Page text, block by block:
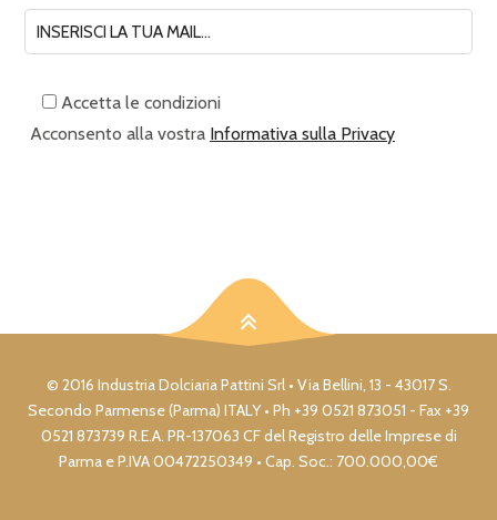
Accetta le condizioni
Acconsento alla vostra Informativa sulla Privacy
© 2016 Industria Dolciaria Pattini Srl • Via Bellini, 13 - 43017 S.
Secondo Parmense (Parma) ITALY • Ph +39 0521 873051 - Fax +39
0521 873739 R.E.A. PR-137063 CF del Registro delle Imprese di
Parma e P.IVA 00472250349 • Cap. Soc.: 700.000,00€